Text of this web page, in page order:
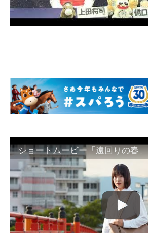
ショートムービー「遠回りの春」